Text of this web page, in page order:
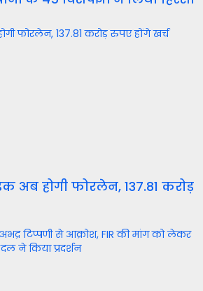
फोरलेन, 137.81 करोड़ रुपए होंगे खर्च
अब होगी फोरलेन, 137.81 करोड़
टिप्पणी से आक्रोश, FIR की मांग को लेकर
ने किया प्रदर्शन